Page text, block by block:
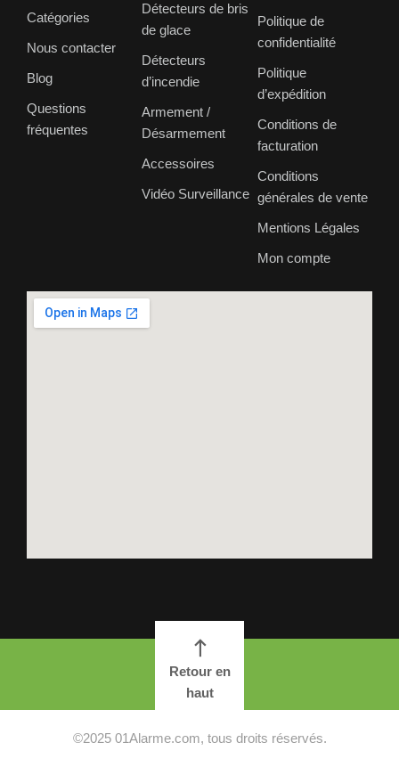
Catégories
Nous contacter
Blog
Questions
fréquentes
Détecteurs de bris
de glace
Détecteurs
d’incendie
Armement /
Désarmement
Accessoires
Vidéo Surveillance
Politique de
confidentialité
Politique
d’expédition
Conditions de
facturation
Conditions
générales de vente
Mentions Légales
Mon compte
Retour en
haut
©2025 01Alarme.com, tous droits réservés.